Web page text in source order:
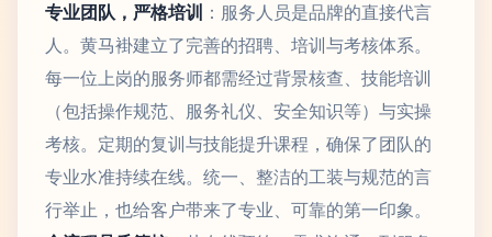
专业团队，严格培训 ：服务人员是品牌的直接代言
人。黄马褂建立了完善的招聘、培训与考核体系。
每一位上岗的服务师都需经过背景核查、技能培训
（包括操作规范、服务礼仪、安全知识等）与实操
考核。定期的复训与技能提升课程，确保了团队的
专业水准持续在线。统一、整洁的工装与规范的言
行举止，也给客户带来了专业、可靠的第一印象。